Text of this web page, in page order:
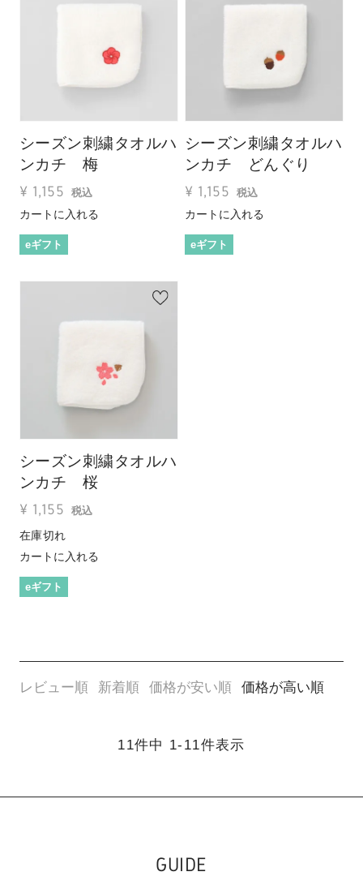
シーズン刺繍タオルハ
ンカチ 梅
¥ 1,155 税込
カートに入れる
eギフト
シーズン刺繍タオルハ
ンカチ どんぐり
¥ 1,155 税込
カートに入れる
eギフト
シーズン刺繍タオルハ
ンカチ 桜
¥ 1,155 税込
在庫切れ
カートに入れる
eギフト
レビュー順 新着順 価格が安い順 価格が高い順
11件中 1- 11件表示
GUIDE